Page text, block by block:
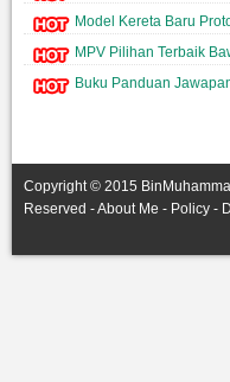
Model Kereta Baru
MPV Pilihan Terbaik
Buku Panduan
Copyright © 2015
Reserved -About Me - Policy -